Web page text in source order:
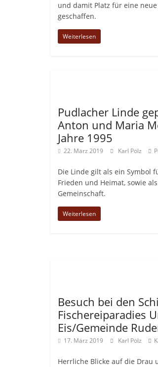
und damit Platz für eine
geschaffen.
Weiterlesen
Pudlacher Linde
Anton und Maria
Jahre 1995
22. März 2019 Karl Pölz
Die Linde gilt als ein Symbol
Frieden und Heimat, sowie
Gemeinschaft.
Weiterlesen
Besuch bei den
Fischereiparadies
Eis/Gemeinde
17. März 2019 Karl Pölz
Herrliche Blicke auf die Drau